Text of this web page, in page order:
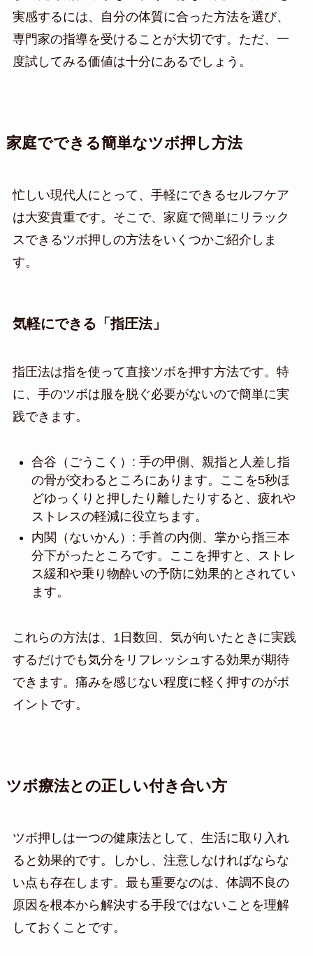
実感するには、自分の体質に合った方法を選び、
専門家の指導を受けることが大切です。ただ、一
度試してみる価値は十分にあるでしょう。
家庭でできる簡単なツボ押し方法
忙しい現代人にとって、手軽にできるセルフケア
は大変貴重です。そこで、家庭で簡単にリラック
スできるツボ押しの方法をいくつかご紹介しま
す。
気軽にできる「指圧法」
指圧法は指を使って直接ツボを押す方法です。特
に、手のツボは服を脱ぐ必要がないので簡単に実
践できます。
合谷（ごうこく）: 手の甲側、親指と人差し指
の骨が交わるところにあります。ここを5秒ほ
どゆっくりと押したり離したりすると、疲れや
ストレスの軽減に役立ちます。
内関（ないかん）: 手首の内側、掌から指三本
分下がったところです。ここを押すと、ストレ
ス緩和や乗り物酔いの予防に効果的とされてい
ます。
これらの方法は、1日数回、気が向いたときに実践
するだけでも気分をリフレッシュする効果が期待
できます。痛みを感じない程度に軽く押すのがポ
イントです。
ツボ療法との正しい付き合い方
ツボ押しは一つの健康法として、生活に取り入れ
ると効果的です。しかし、注意しなければならな
い点も存在します。最も重要なのは、体調不良の
原因を根本から解決する手段ではないことを理解
しておくことです。